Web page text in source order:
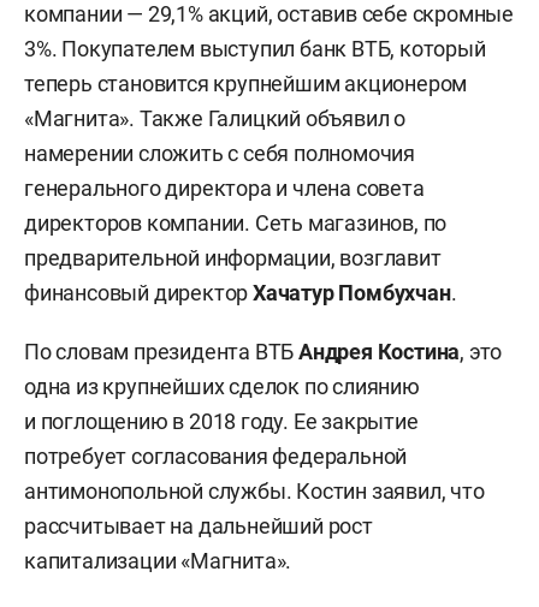
компании — 29,1% акций, оставив себе скромные
3%. Покупателем выступил банк ВТБ, который
теперь становится крупнейшим акционером
«Магнита». Также Галицкий объявил о
намерении сложить с себя полномочия
генерального директора и члена совета
директоров компании. Сеть магазинов, по
предварительной информации, возглавит
финансовый директорХачатур Помбухчан.
По словам президента ВТБАндрея Костина, это
одна из крупнейших сделок по слиянию
и поглощению в 2018 году. Ее закрытие
потребует согласования федеральной
антимонопольной службы. Костин заявил, что
рассчитывает на дальнейший рост
капитализации «Магнита».